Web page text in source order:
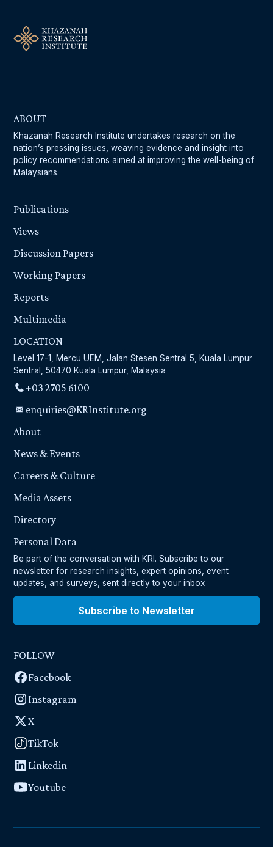
ABOUT
Khazanah Research Institute undertakes research on the
nation’s pressing issues, weaving evidence and insight into
policy recommendations aimed at improving the well-being of
Malaysians.
Publications
Views
Discussion Papers
Working Papers
Reports
Multimedia
LOCATION
Level 17-1, Mercu UEM, Jalan Stesen Sentral 5, Kuala Lumpur
Sentral, 50470 Kuala Lumpur, Malaysia
+03 2705 6100
enquiries@KRInstitute.org
About
News & Events
Careers & Culture
Media Assets
Directory
Personal Data
Be part of the conversation with KRI. Subscribe to our
newsletter for research insights, expert opinions, event
updates, and surveys, sent directly to your inbox
Subscribe to Newsletter
FOLLOW
Facebook
Instagram
X
TikTok
Linkedin
Youtube